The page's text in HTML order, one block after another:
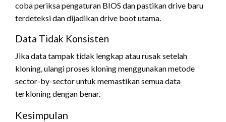
coba periksa pengaturan BIOS dan pastikan drive baru
terdeteksi dan dijadikan drive boot utama.
Data Tidak Konsisten
Jika data tampak tidak lengkap atau rusak setelah
kloning, ulangi proses kloning menggunakan metode
sector-by-sector untuk memastikan semua data
terkloning dengan benar.
Kesimpulan